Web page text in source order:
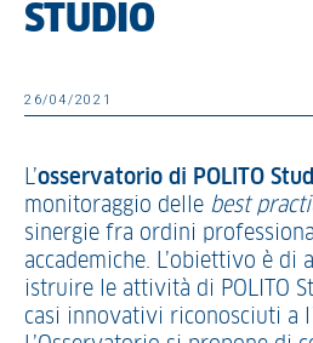
STUDIO
26/04/2021
L’osservatorio di POLITO
monitoraggio delle best
sinergie fra ordini
accademiche. L’obiettivo è di
istruire le attività di POLITO
casi innovativi riconosciuti a